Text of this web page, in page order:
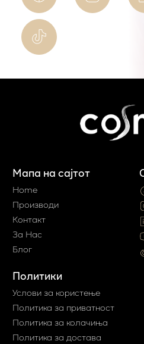
Мапа на сајтот
Home
Производи
Контакт
За Нас
Блог
Политики
Услови за користење
Политика за приватност
Политика за колачиња
Политика за достава